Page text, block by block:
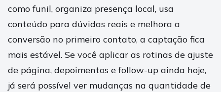
como funil, organiza presença local, usa
conteúdo para dúvidas reais e melhora a
conversão no primeiro contato, a captação fica
mais estável. Se você aplicar as rotinas de ajuste
de página, depoimentos e follow-up ainda hoje,
já será possível ver mudanças na quantidade de